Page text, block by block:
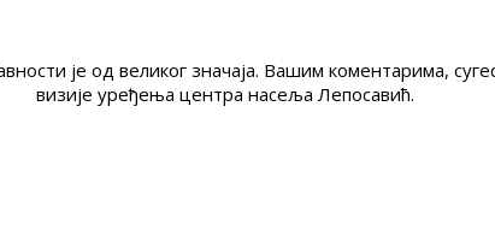
је од великог значаја. Вашим коментарима,
визије уређења центра насеља Лепосавић.